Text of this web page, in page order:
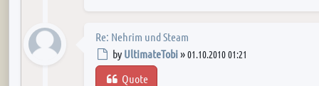
Re: Nehrim und Steam
Post
by UltimateTobi»01.10.2010 01:21
Quote